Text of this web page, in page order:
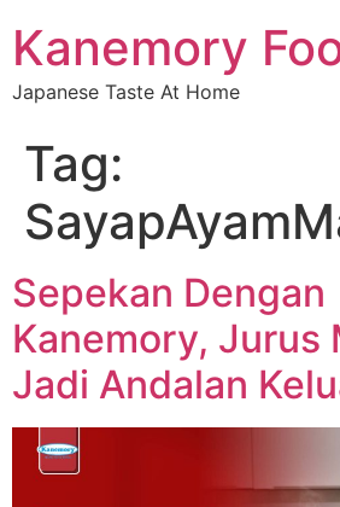
Kanemory
Japanese Taste At Home
Tag:
Sepekan Dengan
Kanemory, Jurus
Jadi Andalan